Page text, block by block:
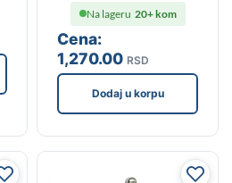
Cena:
1,270.00 RSD
Na lageru 20+ kom
Dodaj u korpu